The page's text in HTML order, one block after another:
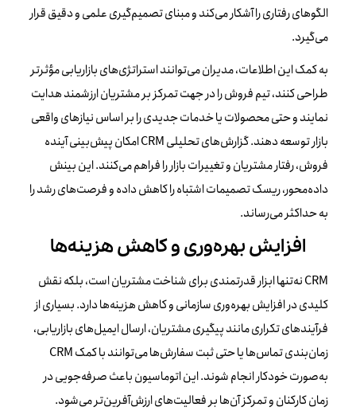
الگوهای رفتاری را آشکار می‌کند و مبنای تصمیم‌گیری علمی و دقیق قرار
می‌گیرد.
به کمک این اطلاعات، مدیران می‌توانند استراتژی‌های بازاریابی مؤثرتر
طراحی کنند، تیم فروش را در جهت تمرکز بر مشتریان ارزشمند هدایت
نمایند و حتی محصولات یا خدمات جدیدی را بر اساس نیازهای واقعی
بازار توسعه دهند. گزارش‌های تحلیلی CRM امکان پیش‌بینی آینده
فروش، رفتار مشتریان و تغییرات بازار را فراهم می‌کنند. این بینش
داده‌محور، ریسک تصمیمات اشتباه را کاهش داده و فرصت‌های رشد را
به حداکثر می‌رساند.
افزایش بهره‌وری و کاهش هزینه‌ها
CRM نه‌تنها ابزار قدرتمندی برای شناخت مشتریان است، بلکه نقش
کلیدی در افزایش بهره‌وری سازمانی و کاهش هزینه‌ها دارد. بسیاری از
فرآیندهای تکراری مانند پیگیری مشتریان، ارسال ایمیل‌های بازاریابی،
زمان‌بندی تماس‌ها یا حتی ثبت سفارش‌ها می‌توانند با کمک CRM
به‌صورت خودکار انجام شوند. این اتوماسیون باعث صرفه‌جویی در
زمان کارکنان و تمرکز آن‌ها بر فعالیت‌های ارزش‌آفرین‌تر می‌شود.